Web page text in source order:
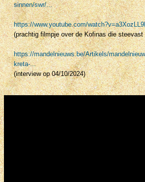
sinnen/swr/...
https://www.youtube.com/
(prachtig filmpje over de Kofinas die
https://mandelnieuws.be/Artikels/
kreta-...
(interview op 04/10/2024)